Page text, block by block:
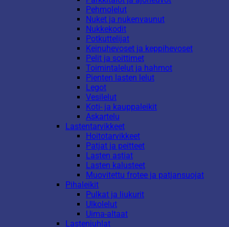
Pehmolelut
Nuket ja nukenvaunut
Nukkekodit
Potkuttelijat
Keinuhevoset ja keppihevoset
Pelit ja soittimet
Toimintalelut ja hahmot
Pienten lasten lelut
Legot
Vesilelut
Koti- ja kauppaleikit
Askartelu
Lastentarvikkeet
Hoitotarvikkeet
Patjat ja peitteet
Lasten astiat
Lasten kalusteet
Muovitettu frotee ja patjansuojat
Pihaleikit
Pulkat ja liukurit
Ulkolelut
Uima-altaat
Lastenjuhlat